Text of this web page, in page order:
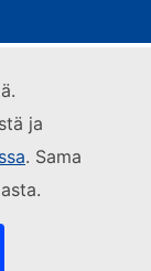
ja
. Sama